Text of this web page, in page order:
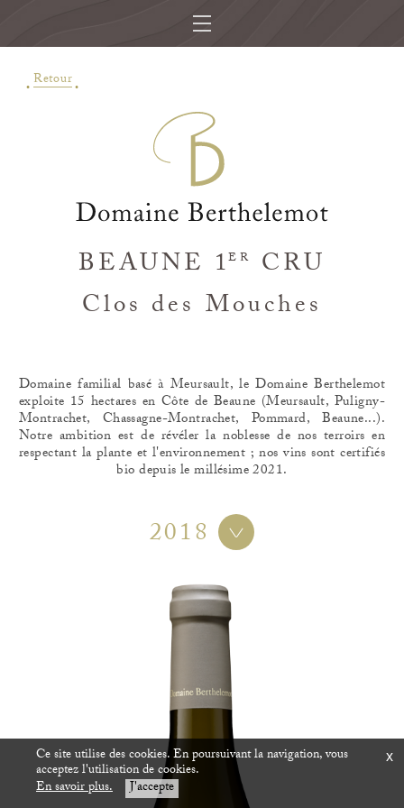
Retour
BEAUNE 1ER
CRU
Clos des Mouches
Domaine familial basé à Meursault, le Domaine Berthelemot
exploite 15 hectares en Côte de Beaune (Meursault, Puligny-
Montrachet, Chassagne-Montrachet, Pommard, Beaune...).
Notre ambition est de révéler la noblesse de nos terroirs en
respectant la plante et l'environnement ; nos vins sont certifiés
bio depuis le millésime 2021.
2018
Ce site utilise des cookies. En poursuivant la navigation, vous
acceptez l'utilisation de cookies.
En savoir plus. J'accepte
x